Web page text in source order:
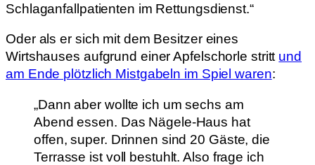
Schlaganfallpatienten im Rettungsdienst.“
Oder als er sich mit dem Besitzer eines
Wirtshauses aufgrund einer Apfelschorle stritt und
am Ende plötzlich Mistgabeln im Spiel waren:
„Dann aber wollte ich um sechs am
Abend essen. Das Nägele-Haus hat
offen, super. Drinnen sind 20 Gäste, die
Terrasse ist voll bestuhlt. Also frage ich